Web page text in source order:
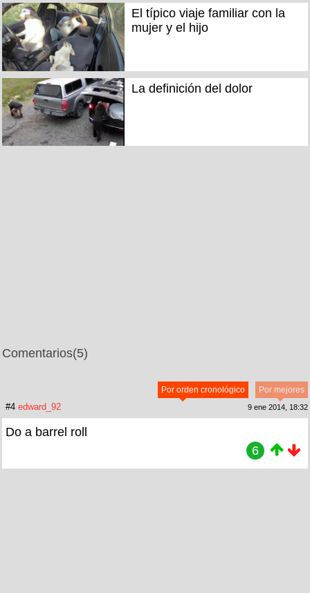
El típico viaje familiar con la
mujer y el hijo
La definición del dolor
Comentarios(5)
Por mejores
Por orden cronológico
#4 edward_92 9 ene 2014, 18:32
Do a barrel roll
6